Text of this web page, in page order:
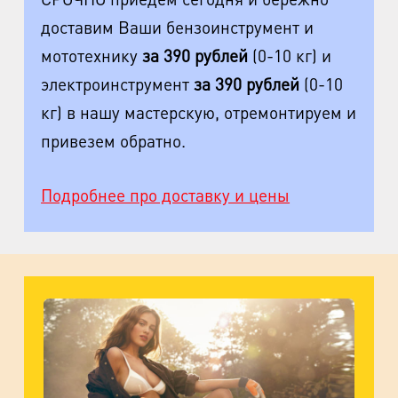
м. Пионерская
пр. Испытателей, д.11, к.1
м. Гражданский пр.
ул. Ушинского, д.25, к.1
ул. Звёздная, д.5, к.1 (вход с улицы)
м. Парк Победы, м. Московская
ул. Фрунзе, д.3
м. Пр. Большевиков
пр. Пятилеток, д.14, к.1
м. Выборгская
ул. Минеральная, д.13Ц
доставим Ваши бензоинструмент и
мототехникуза 390 рублей (0-10 кг) и
электроинструментза 390 рублей (0-10
кг) в нашу мастерскую, отремонтируем и
привезем обратно.
Подробнее про доставку и цены